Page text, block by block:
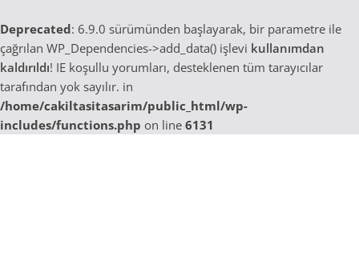
Deprecated: 6.9.0 sürümünden başlayarak, bir parametre ile
çağrılan WP_Dependencies->add_data() işlevi kullanımdan
kaldırıldı! IE koşullu yorumları, desteklenen tüm tarayıcılar
tarafından yok sayılır. in
/home/cakiltasitasarim/public_html/wp-
includes/functions.php on line 6131